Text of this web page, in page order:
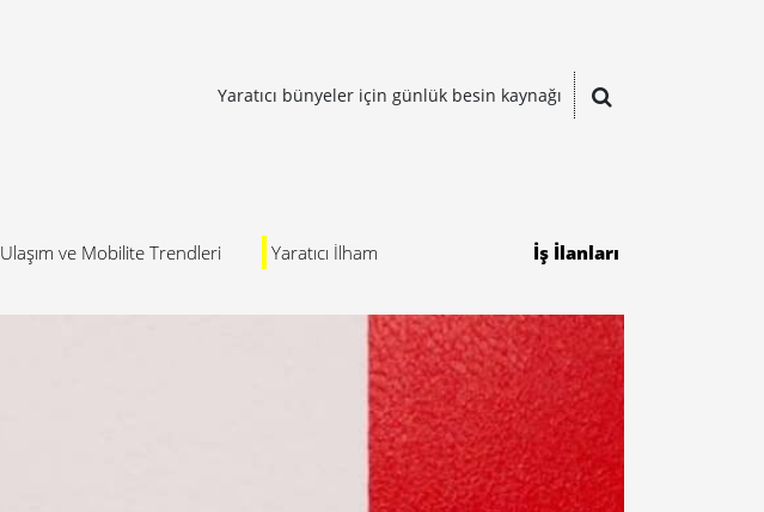
Yaratıcı bünyeler için günlük besin kaynağı
Ulaşım ve Mobilite Trendleri Yaratıcı İlham İş İlanları